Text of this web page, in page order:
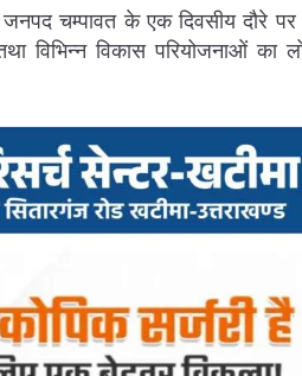
चम्पावत के एक दिवसीय दौरे
विकास परियोजनाओं का